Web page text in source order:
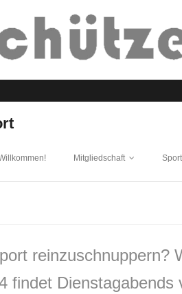
Mitgliedschaft Sport
reinzuschnuppern?
findet